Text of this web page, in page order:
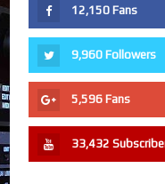
12,150 Fans
9,960 Followers
5,596 Fans
33,432